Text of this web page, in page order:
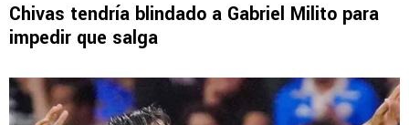
Chivas tendría blindado a Gabriel Milito para
impedir que salga